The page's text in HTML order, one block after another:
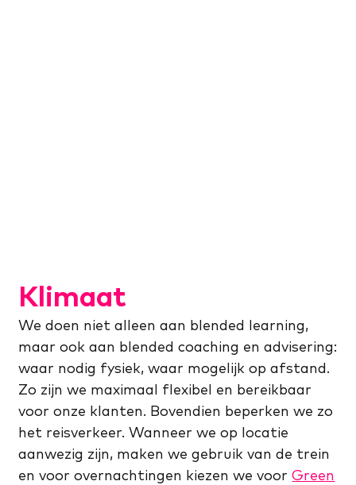
Klimaat
We doen niet alleen aan blended learning,
maar ook aan blended coaching en advisering:
waar nodig fysiek, waar mogelijk op afstand.
Zo zijn we maximaal flexibel en bereikbaar
voor onze klanten. Bovendien beperken we zo
het reisverkeer. Wanneer we op locatie
aanwezig zijn, maken we gebruik van de trein
en voor overnachtingen kiezen we voorGreen